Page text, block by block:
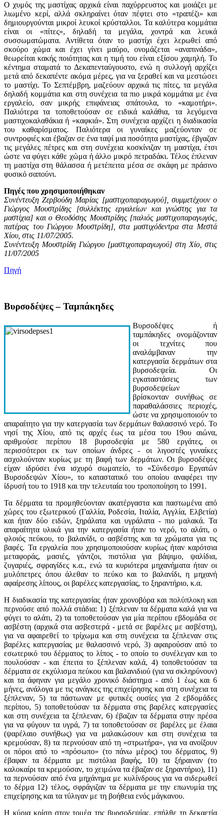
Ο χυμός της μαστίχας αρχικά είναι παχύρρευστος και μοιάζει με
λιωμένο κερί, αλλά σκληραίνει όταν πέφτει στο «τραπέζι» και
δημιουργούνται μικροί λευκοί κρύσταλλοι. Τα καλύτερα κομμάτια
είναι οι «πίτες», δηλαδή τα μεγάλα, χοντρά και λευκά
συσσωματώματα. Αντίθετα όταν το μαστίχι έχει λερωθεί από
σκούρο χώμα και έχει γίνει μαύρο, ονομάζεται «αναπινάδα»,
θεωρείται κακής ποιότητας και η τιμή του είναι εξίσου χαμηλή. Το
κέντημα σταματά το Δεκαπενταύγουστο, ενώ η συλλογή αρχίζει
μετά από δεκαπέντε ακόμα μέρες, για να ξεραθεί και να μεστώσει
το μαστίχι. Το Σεπτέμβρη, μαζεύουν αρχικά τις πίτες, τα μεγάλα
δηλαδή κομμάτια και στη συνέχεια τα πιο μικρά κομμάτια με ένα
εργαλείο, σαν μικρής επιφάνειας σπάτουλα, το «καμοτήρι».
Παλιότερα τα τοποθετούσαν σε ειδικά καλάθια, τα λεγόμενα
μαστιχοκαλαθάκια ή «καφκιά». Στη συνέχεια αρχίζει η διαδικασία
του καθαρίσματος. Παλιότερα οι γυναίκες μαζεύονταν σε
συντροφιές και έβαζαν σε ένα ταψί μια ποσότητα μαστίχας, έβγαζαν
τις μεγάλες πέτρες και στη συνέχεια κοσκίνιζαν τη μαστίχα, έτσι
ώστε να φύγει κάθε χώμα ή άλλο μικρό πετραδάκι. Τέλος έπλεναν
τη μαστίχα στη θάλασσα ή μετέπειτα μέσα σε σκάφη με πράσινο
φυσικό σαπούνι.
Πηγές που χρησιμοποιήθηκαν
Συνέντευξη Ζερβούδη Μαρίας [μαστιχοπαραγωγού], συμμετέχουν ο
Γιώργος Μουστρίδης [συλλέκτης εργαλείων και γνώστης για τα
μαστίχια] και ο Θεοδόσης Μουστρίδης [παλιός μαστιχοπαραγωγός,
πατέρας του Γιώργου Μουστρίδη], στα μαστιχόδεντρα στα Μεστά
Χίου, στις 11/07/2005.
Συνέντευξη Μουστρίδη Γιώργου [μαστιχοπαραγωγού] στη Χίο, στις
11/07/2005
Πηγή
Βυρσοδέψες – Ταμπάκηδες
Βυρσοδέψες ή
ταμπάκηδες ονομάζονταν
οι τεχνίτες που
αναλάμβαναν την
κατεργασία δερμάτων στα
βυρσοδεψεία. Οι
εγκαταστάσεις των
βυρσοδεψείων
βρίσκονταν συνήθως σε
παραθαλάσσιες περιοχές,
ώστε να χρησιμοποιούν το
απαραίτητο για την κατεργασία των δερμάτων θαλασσινό νερό. Το
νησί της Χίου, από τις αρχές έως τα μέσα του 19ου αιώνα,
αριθμούσε περίπου 18 βυρσοδεψία με 580 εργάτες, οι
περισσότεροι εκ των οποίων άνδρες - οι λιγοστές γυναίκες
ασχολούνταν κυρίως με τη βαφή των δερμάτων. Οι βυρσοδέψες
είχαν ιδρύσει ένα ισχυρό σωματείο, το «Σύνδεσμο Εργατών
Βυρσοδεψών Χίου», το καταστατικό του οποίου αναφέρει την
ίδρυσή του το 1918 και την τελευταία του τροποποίηση το 1991.
Τα δέρματα τα προμηθεύονταν ακατέργαστα και παστωμένα από
χώρες του εξωτερικού (Γαλλία, Ροδεσία, Ιταλία, Αγγλία, Ελβετία)
και ήταν δύο ειδών, ξηράλατα και υγράλατα - πιο μαλακά. Τα
απαραίτητα υλικά για την κατεργασία ήταν το νερό, το αλάτι, ο
φλοιός πεύκου, το βαλανίδι, ο ασβέστης και τα χρώματα για τις
βαφές. Τα εργαλεία που χρησιμοποιούσαν κυρίως ήταν καρότσια
μεταφοράς, μασιές, γάντζοι, πιστόλια για βάψιμο, ψαλίδια,
ζυγαριές, σφραγίδες κ.α., ενώ τα κυριότερα μηχανήματα ήταν οι
μυλόπετρες όπου άλεθαν το πεύκο και το βαλανίδι, η μηχανή
αφαίρεσης λίπους, οι βαρέλες κατεργασίας, το ξηραντήριο, κ.α.
Η διαδικασία της κατεργασίας ήταν χρονοβόρα και πολύπλοκη και
περνούσε από πολλά στάδια: 1) ξέπλεναν τα δέρματα καλά για να
φύγει το αλάτι, 2) τα τοποθετούσαν για μία περίπου εβδομάδα σε
ασβέστη (αρχικά στα ασβεστερά - μετά σε βαρέλες με ασβέστη),
για να αφαιρεθεί το τρίχωμα και στη συνέχεια τα ξέπλεναν στις
βαρέλες κατεργασίας με θαλασσινό νερό, 3) αφαιρούσαν από το
εσωτερικό του δέρματος το λίπος - το οποίο το συνέλεγαν και το
πουλούσαν - και έπειτα το ξέπλεναν καλά, 4) τοποθετούσαν τα
δέρματα σε εκχύλισμα πεύκου και βαλανιδιού (για να σκληρύνουν)
και τα άφηναν για μεγάλο χρονικό διάστημα - από 1 έως και 6
μήνες, ανάλογα με τις ανάγκες της επιχείρησης και στη συνέχεια τα
ξέπλεναν, 5) τα πάστωναν με φυτικές ουσίες για 2 εβδομάδες
περίπου, 5) τοποθετούσαν τα δέρματα στις βαρέλες κατεργασίες
και στη συνέχεια τα ξέπλεναν, 6) έβαζαν τα δέρματα στην πρέσα
για να φύγουν τα υγρά, 7) τα τοποθετούσαν σε βαρέλες με έλαια
(ψαρέλαιο συνήθως) για να μαλακώσουν και στη συνέχεια τα
κρεμούσαν, 8) τα περνούσαν από τη «στρωτήρα», για να ανοίξουν
οι πόροι από το «πρόσωπο» (το πάνω μέρος) του δέρματος, 9)
έβαφαν τα δέρματα με πιστόλια βαφής, 10) τα ξήραιναν (το
καλοκαίρι τα κρεμούσαν, το χειμώνα τα έβαζαν σε ξηραντήριο), 11)
τα περνούσαν από ένα μηχάνημα με κυλίνδρους για να σιδερωθεί
το δέρμα 12) τέλος, σφράγιζαν τα δέρματα με την επωνυμία της
επιχείρησης και τα τύλιγαν με τη βοήθεια ενός μάγκανου.
Η κύρια κρίση στον τομέα της βυρσοδεψίας, επήλθε τη δεκαετία